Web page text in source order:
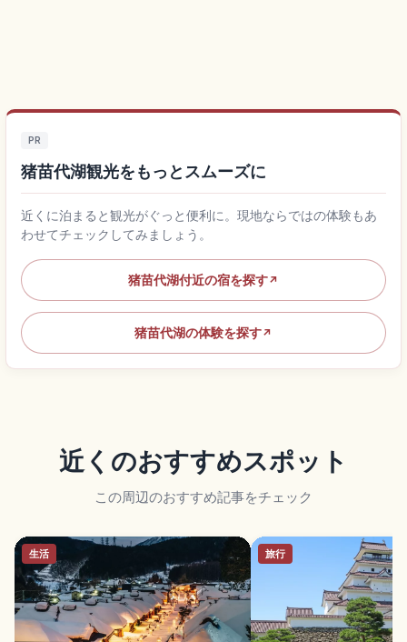
PR
猪苗代湖観光をもっとスムーズに
近くに泊まると観光がぐっと便利に。現地ならではの体験もあ
わせてチェックしてみましょう。
猪苗代湖付近の宿を探す↗
猪苗代湖の体験を探す↗
近くのおすすめスポット
この周辺のおすすめ記事をチェック
生活 旅行